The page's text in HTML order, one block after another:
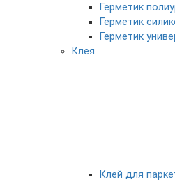
Герметик
Герметик
Герметик
Клея
Клей для